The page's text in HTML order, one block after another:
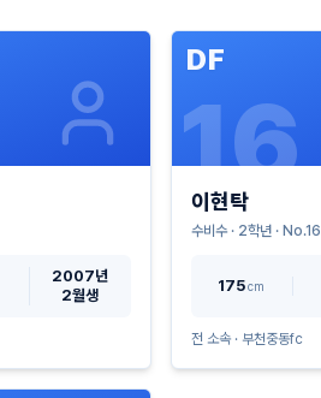
2007년
2월생
DF
16
이현탁
수비수· 2학년 · No.16
175cm
전 소속 · 부천중동fc